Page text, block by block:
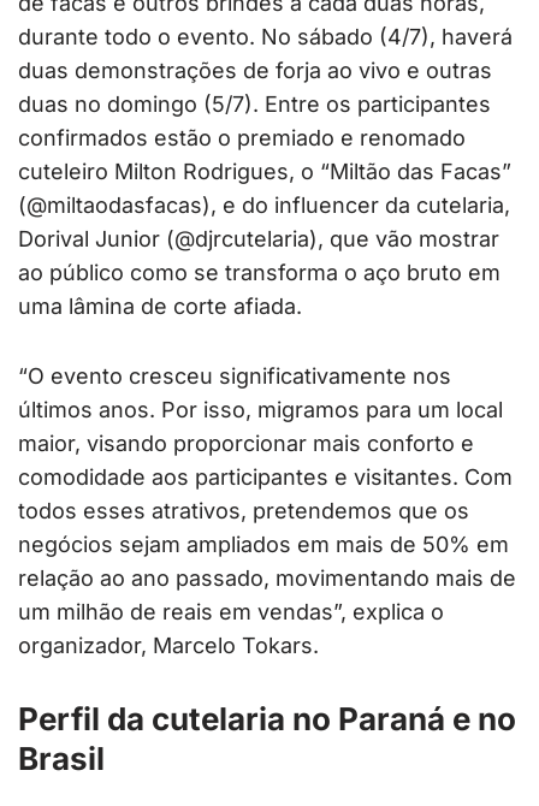
durante todo o evento. No sábado (4/7), haverá
duas demonstrações de forja ao vivo e outras
duas no domingo (5/7). Entre os participantes
confirmados estão o premiado e renomado
cuteleiro Milton Rodrigues, o “Miltão das Facas”
(@miltaodasfacas), e do influencer da cutelaria,
Dorival Junior (@djrcutelaria), que vão mostrar
ao público como se transforma o aço bruto em
uma lâmina de corte afiada.
“O evento cresceu significativamente nos
últimos anos. Por isso, migramos para um local
maior, visando proporcionar mais conforto e
comodidade aos participantes e visitantes. Com
todos esses atrativos, pretendemos que os
negócios sejam ampliados em mais de 50% em
relação ao ano passado, movimentando mais de
um milhão de reais em vendas”, explica o
organizador, Marcelo Tokars.
Perfil da cutelaria no Paraná e no
Brasil